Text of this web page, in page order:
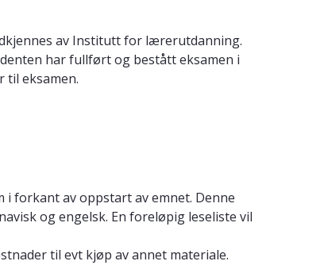
av Institutt for lærerutdanning.
har fullført og bestått eksamen i
til eksamen.
forkant av oppstart av emnet. Denne
og engelsk. En foreløpig leseliste vil
til evt kjøp av annet materiale.